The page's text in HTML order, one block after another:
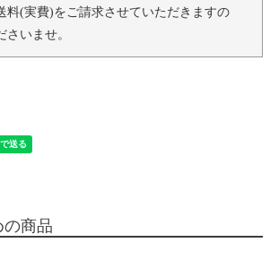
料(実費)をご請求させていただきますの
いませ。
の商品